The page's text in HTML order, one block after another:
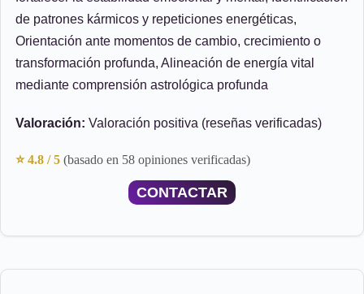
de patrones kármicos y repeticiones energéticas,
Orientación ante momentos de cambio, crecimiento o
transformación profunda, Alineación de energía vital
mediante comprensión astrológica profunda
Valoración: Valoración positiva (reseñas verificadas)
⭐ 4.8 / 5 (basado en 58 opiniones verificadas)
CONTACTAR